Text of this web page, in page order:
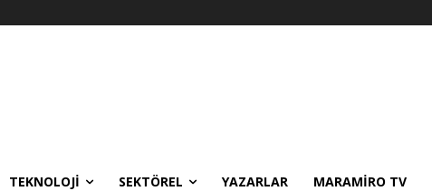
TEKNOLOJI SEKTÖREL YAZARLAR MARAMIRO TV